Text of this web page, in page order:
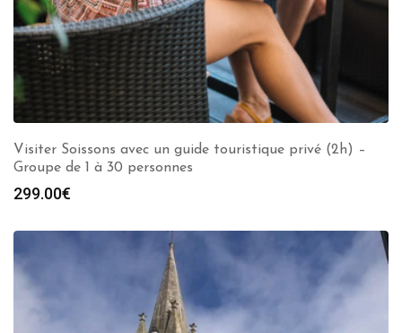
Visiter Soissons avec un guide touristique privé (2h) –
Groupe de 1 à 30 personnes
299.00€